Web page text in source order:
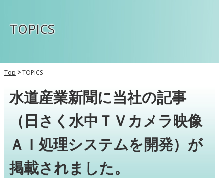
TOPICS
Top TOPICS
水道産業新聞に当社の記事
（日さく水中ＴＶカメラ映像
ＡＩ処理システムを開発）が
掲載されました。